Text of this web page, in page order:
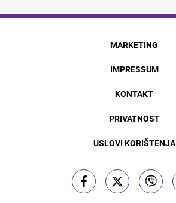
MARKETING
IMPRESSUM
KONTAKT
PRIVATNOST
USLOVI KORIŠTENJA